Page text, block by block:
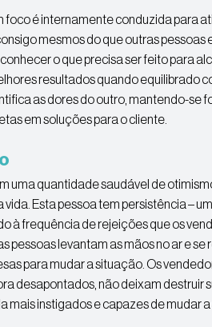
foco é internamente conduzida para
mesmos do que outras
o que precisa ser feito para
resultados quando equilibrado
as dores do outro, mantendo-se
em soluções para o cliente.
uma quantidade saudável de
vida. Esta pessoa tem persistência –
à frequência de rejeições que os
pessoas levantam as mãos no ar e
para mudar a situação. Os
desapontados, não deixam destruir
mais instigados e capazes de mudar